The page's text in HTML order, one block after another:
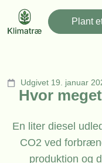
Plant
Udgivet 19. januar
Hvor
En liter diesel
CO2 ved
produktion og